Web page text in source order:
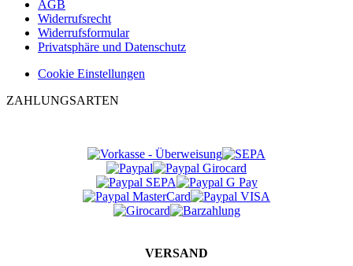
AGB
Widerrufsrecht
Widerrufsformular
Privatsphäre und Datenschutz
Cookie Einstellungen
ZAHLUNGSARTEN
VERSAND